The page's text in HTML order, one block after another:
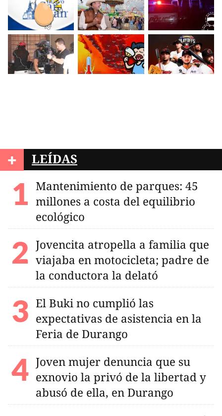
+ LEÍDAS
Mantenimiento de parques: 45
millones a costa del equilibrio
ecológico
Jovencita atropella a familia que
viajaba en motocicleta; padre de
la conductora la delató
El Buki no cumplió las
expectativas de asistencia en la
Feria de Durango
Joven mujer denuncia que su
exnovio la privó de la libertad y
abusó de ella, en Durango